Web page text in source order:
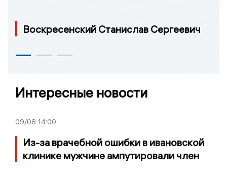
Воскресенский Станислав Сергеевич
Интересные новости
09/08 14:00
Из-за врачебной ошибки в ивановской
клинике мужчине ампутировали член